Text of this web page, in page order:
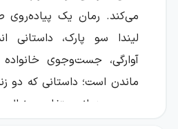
می‌کند. رمان یک پیاده‌روی
لیندا سو پارک، داستانی
آوارگی، جست‌وجوی
ماندن است؛ داستانی که دو
دو دوره زمانی متفاوت دنبال